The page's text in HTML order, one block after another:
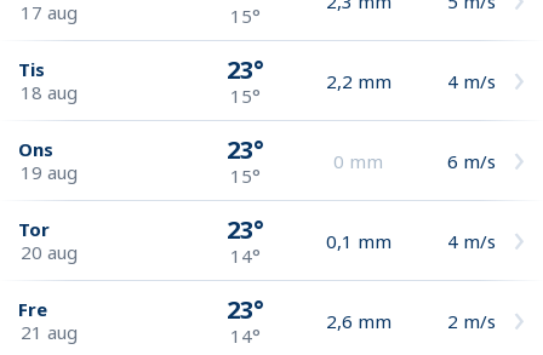
17 aug
15°
Tis
18 aug
23°
15°
2,2 mm 4 m/s
Ons
19 aug
23°
15°
0 mm 6 m/s
Tor
20 aug
23°
14°
0,1 mm 4 m/s
Fre
21 aug
23°
14°
2,6 mm 2 m/s